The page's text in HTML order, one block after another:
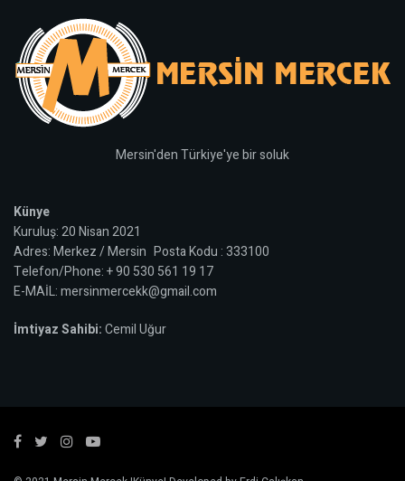
Mersin'den Türkiye'ye bir soluk
Künye
Kuruluş: 20 Nisan 2021
Adres: Merkez / Mersin Posta Kodu : 333100
Telefon/Phone: + 90 530 561 19 17
E-MAİL: mersinmercekk@gmail.com
İmtiyaz Sahibi:Cemil Uğur